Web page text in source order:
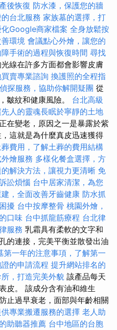
後恢復 防水漆，保護您的牆
台北服務 家族墓的選擇，打
Google商家檔案 全身放鬆按
環境 會議點心外燴，讓您的
手術的過程與恢復時間 尋找
線在許多方面都會影響皮膚
賣專業諮詢 換護照的全程指
偵探服務，協助你解開疑團 從
皺紋和健康風險。 台北高級
人的靈魂長眠於寧靜的土地
在變老，原因之一是暴露於紫
這就是為什麼真皮迅速獲得
費用，了解土葬的費用結構
燴服務 多樣化餐盒選擇，方
解決方法，讓視力更清晰 免
訟煩惱 台中居家清潔，為您
，全面改善牙齒健康 防水抓
擾 台中按摩整骨 桃園外燴，
口味 台中抓龍筋療程 台北律
服務 乳霜具有柔軟的文字和
的連接，完美平衡並散發出油
第一年的注意事項，了解第一
的申請流程 提升網站排名的
，打造完美外貌 該產品每天
皮。 該成分含有油和維生
止過早衰老，面部與年齡相關
專業搬遷服務的選擇 老人助
助聽器推薦 台中地區的台胞